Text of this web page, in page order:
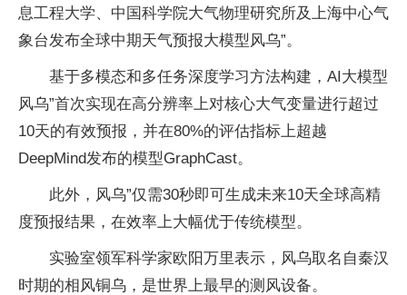
息工程大学、中国科学院大气物理研究所及上海中心气
象台发布全球中期天气预报大模型风乌”。
基于多模态和多任务深度学习方法构建，AI大模型
风乌”首次实现在高分辨率上对核心大气变量进行超过
10天的有效预报，并在80%的评估指标上超越
DeepMind发布的模型GraphCast。
此外，风乌”仅需30秒即可生成未来10天全球高精
度预报结果，在效率上大幅优于传统模型。
实验室领军科学家欧阳万里表示，风乌取名自秦汉
时期的相风铜乌，是世界上最早的测风设备。